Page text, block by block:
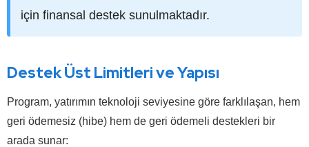
için finansal destek sunulmaktadır.
Destek Üst Limitleri ve Yapısı
Program, yatırımın teknoloji seviyesine göre farklılaşan, hem
geri ödemesiz (hibe) hem de geri ödemeli destekleri bir
arada sunar: